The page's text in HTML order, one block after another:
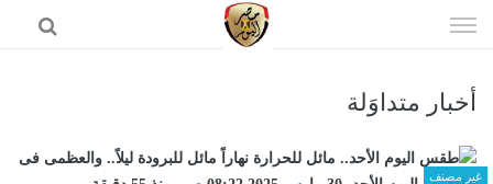
الى
أخبار متداوَلة
غير مصنف